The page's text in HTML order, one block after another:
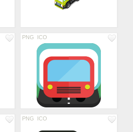
PNG ICO
PNG ICO